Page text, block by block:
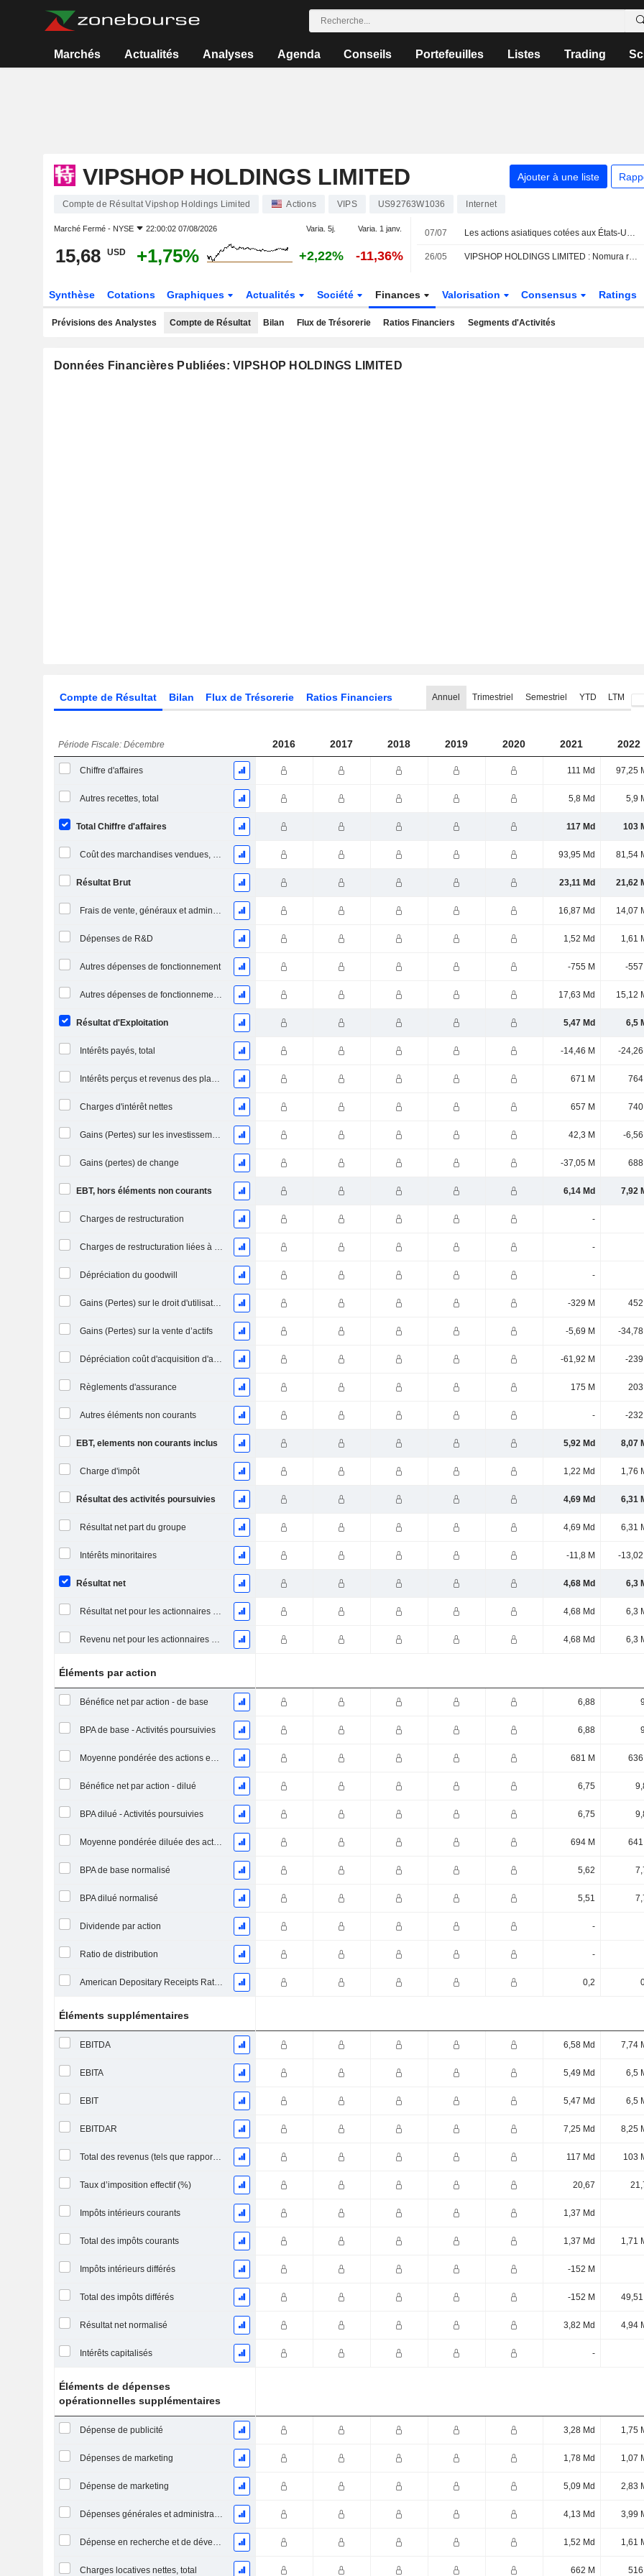
Marchés Actualités Analyses Agenda Conseils Portefeuilles Listes Trading
VIPSHOP HOLDINGS LIMITED Ajouter à une liste
Compte de Résultat Vipshop Holdings Limited Actions VIPS US92763W1036 Internet
Marché Fermé - NYSE 22:00:02 07/08/2026 Varia. 5j. Varia. 1 janv.
15,68 USD +1,75% +2,22% -11,36%
07/07 Les actions asiatiques cotées aux États-Unis sous forme d'ADR chutent lourdement lors de la séance de mardi
26/05 VIPSHOP HOLDINGS LIMITED : Nomura réitère son opinion positive sur le titre
Synthèse Cotations Graphiques Actualités Société Finances Valorisation Consensus Ratings
Prévisions des Analystes Compte de Résultat Bilan Flux de Trésorerie Ratios Financiers Segments d'Activités
Données Financières Publiées: VIPSHOP HOLDINGS LIMITED
Compte de Résultat Bilan Flux de Trésorerie Ratios Financiers Annuel Trimestriel Semestriel YTD LTM
Période Fiscale: Décembre 2016 2017 2018 2019 2020 2021 2022
Chiffre d'affaires 111 Md 97,25
Autres recettes, total 5,8 Md 5,9
Total Chiffre d'affaires 117 Md 103
Coût des marchandises vendues, total 93,95 Md 81,54
Résultat Brut 23,11 Md 21,62
Frais de vente, généraux et administratifs, total 16,87 Md 14,07
Dépenses de R&D 1,52 Md 1,61
Autres dépenses de fonctionnement -755 M -557
Autres dépenses de fonctionnement, total 17,63 Md 15,12
Résultat d'Exploitation 5,47 Md 6,5
Intérêts payés, total -14,46 M -24,26
Intérêts perçus et revenus des placements 671 M 764
Charges d'intérêt nettes 657 M 740
Gains (Pertes) sur les investissements en actions 42,3 M -6,56
Gains (pertes) de change -37,05 M 688
EBT, hors éléments non courants 6,14 Md 7,92
Charges de restructuration -
Charges de restructuration liées à l’intégration d’une nouvelle activité (Fusions, Acquisitions) -
Dépréciation du goodwill -
Gains (Pertes) sur le droit d'utilisation d'actifs -329 M 452
Gains (Pertes) sur la vente d’actifs -5,69 M -34,78
Dépréciation coût d'acquisition d'actifs -61,92 M -239
Règlements d'assurance 175 M 203
Autres éléments non courants - -232
EBT, elements non courants inclus 5,92 Md 8,07
Charge d'impôt 1,22 Md 1,76
Résultat des activités poursuivies 4,69 Md 6,31
Résultat net part du groupe 4,69 Md 6,31
Intérêts minoritaires -11,8 M -13,02
Résultat net 4,68 Md 6,3
Résultat net pour les actionnaires ordinaires, éléments exceptionnels inclus. 4,68 Md 6,3
Revenu net pour les actionnaires ordinaires, hors éléments exceptionnelsRésultat net pour les actionnaires ordinaires, éléments exceptionnels exclus. 4,68 Md 6,3
Éléments par action
Bénéfice net par action - de base 6,88
BPA de base - Activités poursuivies 6,88
Moyenne pondérée des actions en circulation 681 M 636
Bénéfice net par action - dilué 6,75
BPA dilué - Activités poursuivies 6,75
Moyenne pondérée diluée des actions en circulation 694 M 641
BPA de base normalisé 5,62
BPA dilué normalisé 5,51
Dividende par action -
Ratio de distribution -
American Depositary Receipts Ratio (ADR) 0,2
Éléments supplémentaires
EBITDA 6,58 Md 7,74
EBITA 5,49 Md 6,5
EBIT 5,47 Md 6,5
EBITDAR 7,25 Md 8,25
Total des revenus (tels que rapportés) 117 Md 103
Taux d’imposition effectif (%) 20,67
Impôts intérieurs courants 1,37 Md
Total des impôts courants 1,37 Md 1,71
Impôts intérieurs différés -152 M
Total des impôts différés -152 M 49,51
Résultat net normalisé 3,82 Md 4,94
Intérêts capitalisés -
Éléments de dépenses
opérationnelles supplémentaires
Dépense de publicité 3,28 Md 1,75
Dépenses de marketing 1,78 Md 1,07
Dépense de marketing 5,09 Md 2,83
Dépenses générales et administratives 4,13 Md 3,99
Dépense en recherche et de développement 1,52 Md 1,61
Charges locatives nettes, total 662 M 516